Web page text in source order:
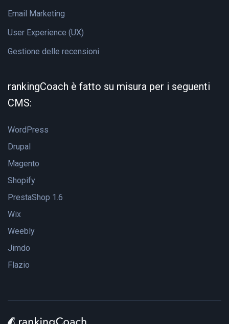
Email Marketing
User Experience (UX)
Gestione delle recensioni
rankingCoach è fatto su misura per i seguenti
CMS:
WordPress
Drupal
Magento
Shopify
PrestaShop 1.6
Wix
Weebly
Jimdo
Flazio